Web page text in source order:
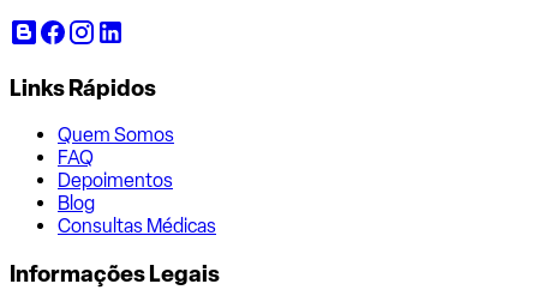
Links Rápidos
Quem Somos
FAQ
Depoimentos
Blog
Consultas Médicas
Informações Legais